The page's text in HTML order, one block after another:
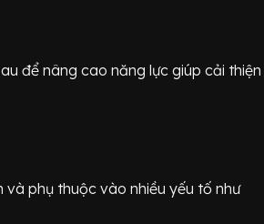
để nâng cao năng lực giúp cải
và phụ thuộc vào nhiều yếu tố như